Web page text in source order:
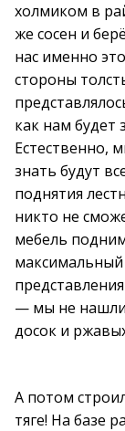
холмиком в
же сосен и
нас именно
стороны
как нам
Естественно,
знать будут
поднятия
никто не
мебель
— мы не
досок и
А потом
тяге! На базе